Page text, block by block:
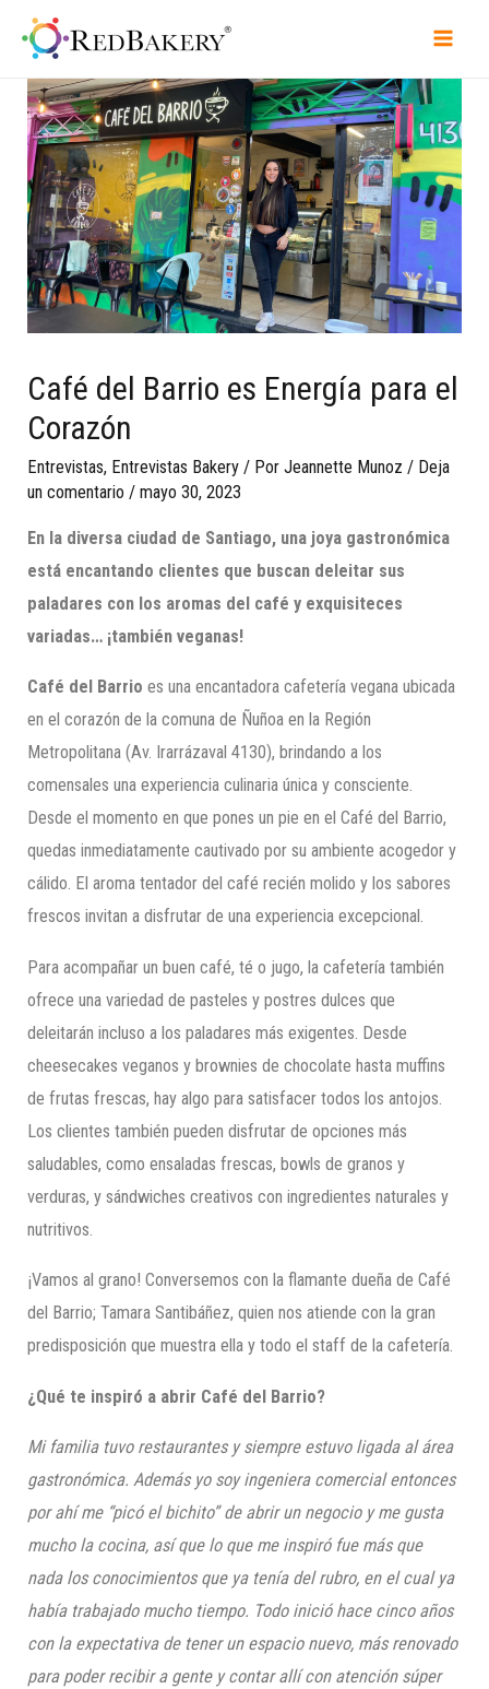
Café del Barrio es Energía para el
Corazón
Entrevistas, Entrevistas Bakery / PorJeannette Munoz / Deja
un comentario /mayo 30, 2023
En la diversa ciudad de Santiago, una joya gastronómica
está encantando clientes que buscan deleitar sus
paladares con los aromas del café y exquisiteces
variadas… ¡también veganas!
Café del Barrio es una encantadora cafetería vegana ubicada
en el corazón de la comuna de Ñuñoa en la Región
Metropolitana (Av. Irarrázaval 4130), brindando a los
comensales una experiencia culinaria única y consciente.
Desde el momento en que pones un pie en el Café del Barrio,
quedas inmediatamente cautivado por su ambiente acogedor y
cálido. El aroma tentador del café recién molido y los sabores
frescos invitan a disfrutar de una experiencia excepcional.
Para acompañar un buen café, té o jugo, la cafetería también
ofrece una variedad de pasteles y postres dulces que
deleitarán incluso a los paladares más exigentes. Desde
cheesecakes veganos y brownies de chocolate hasta muffins
de frutas frescas, hay algo para satisfacer todos los antojos.
Los clientes también pueden disfrutar de opciones más
saludables, como ensaladas frescas, bowls de granos y
verduras, y sándwiches creativos con ingredientes naturales y
nutritivos.
¡Vamos al grano! Conversemos con la flamante dueña de Café
del Barrio; Tamara Santibáñez, quien nos atiende con la gran
predisposición que muestra ella y todo el staff de la cafetería.
¿Qué te inspiró a abrir Café del Barrio?
Mi familia tuvo restaurantes y siempre estuvo ligada al área
gastronómica. Además yo soy ingeniera comercial entonces
por ahí me “picó el bichito” de abrir un negocio y me gusta
mucho la cocina, así que lo que me inspiró fue más que
nada los conocimientos que ya tenía del rubro, en el cual ya
había trabajado mucho tiempo. Todo inició hace cinco años
con la expectativa de tener un espacio nuevo, más renovado
para poder recibir a gente y contar allí con atención súper